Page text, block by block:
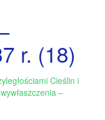
r. (18)
Cieślin i
–